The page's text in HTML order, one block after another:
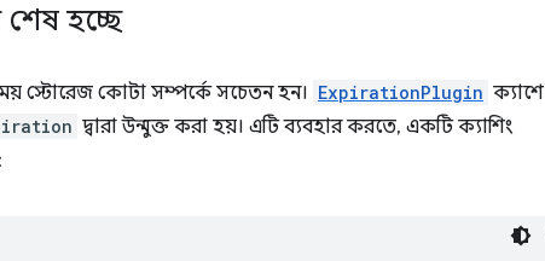
শেষ হচ্ছে
স্টোরেজ কোটা সম্পর্কে সচেতন হন। ExpirationPlugin ক্যাশে
দ্বারা উন্মুক্ত করা হয়। এটি ব্যবহার করতে, একটি ক্যাশিং